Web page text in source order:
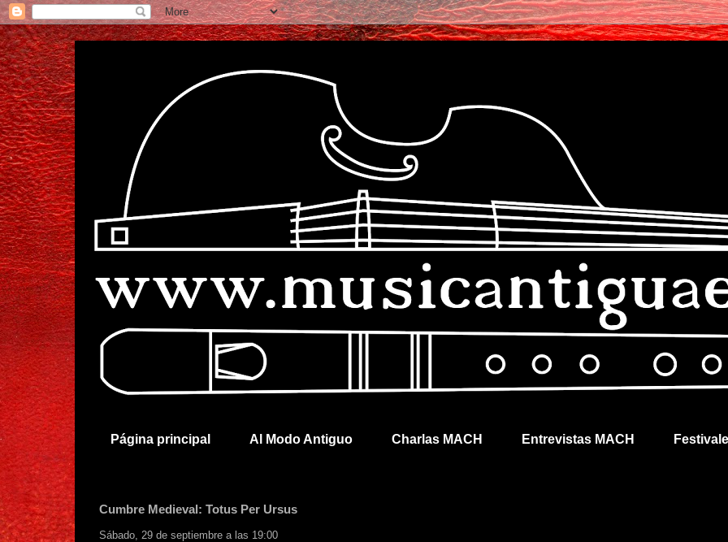
Página principal Al Modo Antiguo Charlas MACH Entrevistas MACH
Cumbre Medieval: Totus Per Ursus
Sábado, 29 de septiembre a las 19:00